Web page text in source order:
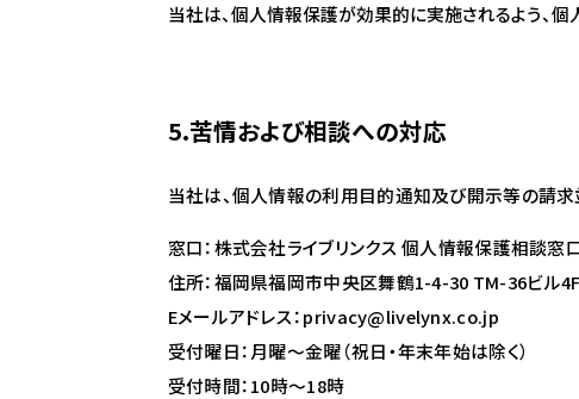
当社は、個人情報保護が効果的に実施されるよう、
5.苦情および相談への対応
当社は、個人情報の利用目的通知及び開示等の請
窓口：株式会社ライブリンクス 個人情報保護相談窓
住所：福岡県福岡市中央区舞鶴1-4-30 TM-36ビル4F
Eメールアドレス：privacy@livelynx.co.jp
受付曜日：月曜～金曜（祝日・年末年始は除く）
受付時間：10時～18時